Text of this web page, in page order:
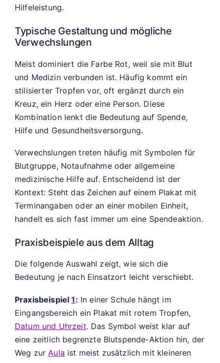
Hilfeleistung.
Typische Gestaltung und mögliche
Verwechslungen
Meist dominiert die Farbe Rot, weil sie mit Blut
und Medizin verbunden ist. Häufig kommt ein
stilisierter Tropfen vor, oft ergänzt durch ein
Kreuz, ein Herz oder eine Person. Diese
Kombination lenkt die Bedeutung auf Spende,
Hilfe und Gesundheitsversorgung.
Verwechslungen treten häufig mit Symbolen für
Blutgruppe, Notaufnahme oder allgemeine
medizinische Hilfe auf. Entscheidend ist der
Kontext: Steht das Zeichen auf einem Plakat mit
Terminangaben oder an einer mobilen Einheit,
handelt es sich fast immer um eine Spendeaktion.
Praxisbeispiele aus dem Alltag
Die folgende Auswahl zeigt, wie sich die
Bedeutung je nach Einsatzort leicht verschiebt.
Praxisbeispiel1 : In einer Schule hängt im
Eingangsbereich ein Plakat mit rotem Tropfen,
Datum und Uhrzeit. Das Symbol weist klar auf
eine zeitlich begrenzte Blutspende-Aktion hin, der
Weg zur Aula ist meist zusätzlich mit kleineren